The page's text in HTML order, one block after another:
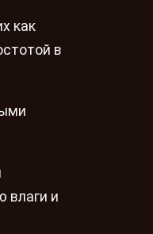
как
в
влаги и